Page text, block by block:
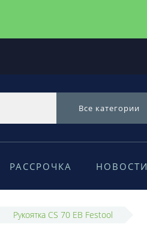
Все категории
РАССРОЧКА НОВОСТИ
Рукоятка CS 70 EB Festool